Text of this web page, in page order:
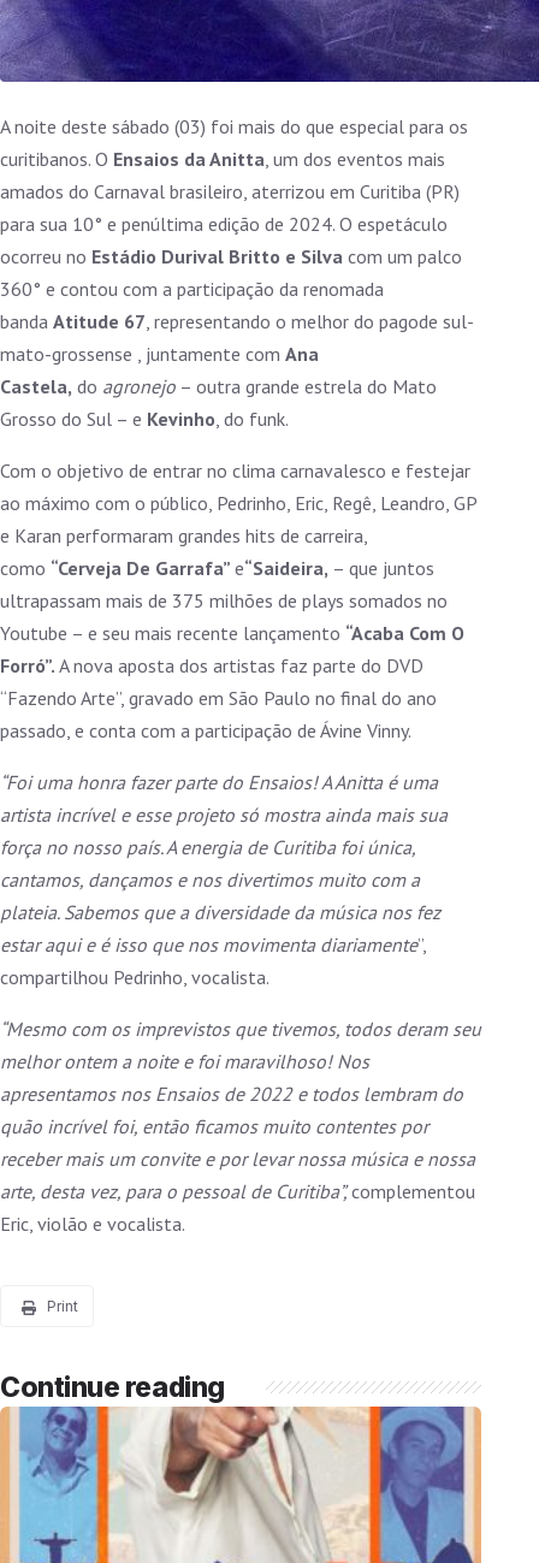
A noite deste sábado (03) foi mais do que especial para os
curitibanos. O Ensaios da Anitta, um dos eventos mais
amados do Carnaval brasileiro, aterrizou em Curitiba (PR)
para sua 10° e penúltima edição de 2024. O espetáculo
ocorreu no Estádio Durival Britto e Silva com um palco
360° e contou com a participação da renomada
banda Atitude 67, representando o melhor do pagode sul-
mato-grossense , juntamente com Ana
Castela, do agronejo – outra grande estrela do Mato
Grosso do Sul – e Kevinho, do funk.
Com o objetivo de entrar no clima carnavalesco e festejar
ao máximo com o público, Pedrinho, Eric, Regê, Leandro, GP
e Karan performaram grandes hits de carreira,
como “Cerveja De Garrafa” e“Saideira, – que juntos
ultrapassam mais de 375 milhões de plays somados no
Youtube – e seu mais recente lançamento “Acaba Com O
Forró”. A nova aposta dos artistas faz parte do DVD
“Fazendo Arte”, gravado em São Paulo no final do ano
passado, e conta com a participação de Ávine Vinny.
“Foi uma honra fazer parte do Ensaios! A Anitta é uma
artista incrível e esse projeto só mostra ainda mais sua
força no nosso país. A energia de Curitiba foi única,
cantamos, dançamos e nos divertimos muito com a
plateia. Sabemos que a diversidade da música nos fez
estar aqui e é isso que nos movimenta diariamente”,
compartilhou Pedrinho, vocalista.
“Mesmo com os imprevistos que tivemos, todos deram seu
melhor ontem a noite e foi maravilhoso! Nos
apresentamos nos Ensaios de 2022 e todos lembram do
quão incrível foi, então ficamos muito contentes por
receber mais um convite e por levar nossa música e nossa
arte, desta vez, para o pessoal de Curitiba”,complementou
Eric, violão e vocalista.
Print
Continue reading